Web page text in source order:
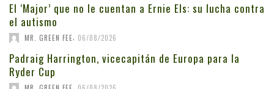
El ‘Major’ que no le cuentan a Ernie Els: su lucha contra
el autismo
MR. GREEN FEE, 06/08/2026
Padraig Harrington, vicecapitán de Europa para la
Ryder Cup